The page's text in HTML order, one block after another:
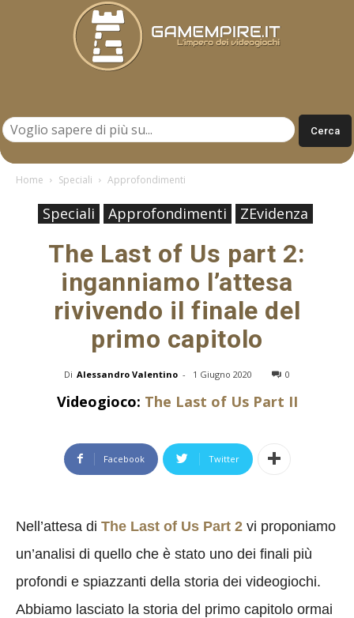
Home Speciali Approfondimenti
Speciali Approfondimenti ZEvidenza
The Last of Us part 2:
inganniamo l’attesa
rivivendo il finale del
primo capitolo
Di Alessandro Valentino - 1 Giugno 2020 0
Videogioco: The Last of Us Part II
Facebook Twitter
Nell’attesa di The Last of Us Part 2 vi proponiamo
un’analisi di quello che è stato uno dei finali più
profondi e spiazzanti della storia dei videogiochi.
Abbiamo lasciato la storia del primo capitolo ormai